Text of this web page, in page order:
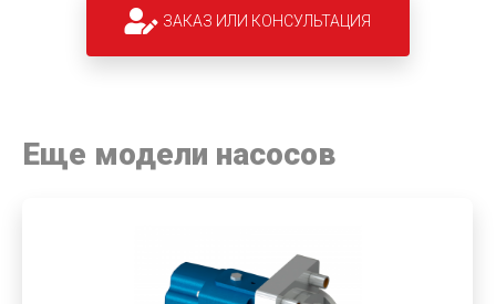
ЗАКАЗ ИЛИ КОНСУЛЬТАЦИЯ
Еще модели насосов